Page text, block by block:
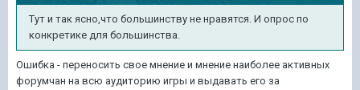
Тут и так ясно,что большинству не нравятся. И опрос по
конкретике для большинства.
Ошибка - переносить свое мнение и мнение наиболее активных
форумчан на всю аудиторию игры и выдавать его за